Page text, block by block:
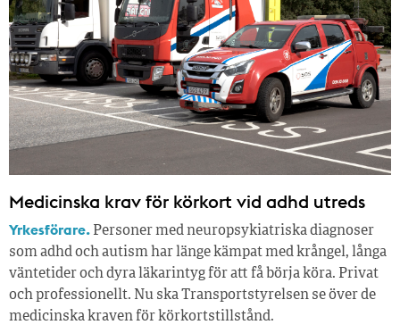
Medicinska krav för körkort vid adhd utreds
Yrkesförare. Personer med neuropsykiatriska diagnoser
som adhd och autism har länge kämpat med krångel, långa
väntetider och dyra läkarintyg för att få börja köra. Privat
och professionellt. Nu ska Transportstyrelsen se över de
medicinska kraven för körkortstillstånd.